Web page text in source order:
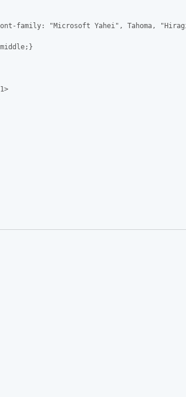
family: "Microsoft Yahei", Tahoma,